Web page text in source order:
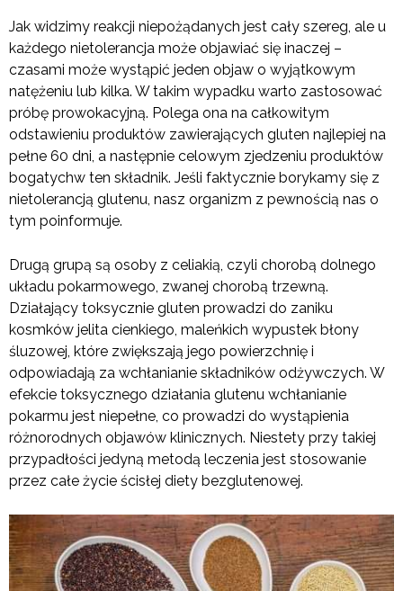
Jak widzimy reakcji niepożądanych jest cały szereg, ale u
każdego nietolerancja może objawiać się inaczej –
czasami może wystąpić jeden objaw o wyjątkowym
natężeniu lub kilka. W takim wypadku warto zastosować
próbę prowokacyjną. Polega ona na całkowitym
odstawieniu produktów zawierających gluten najlepiej na
pełne 60 dni, a następnie celowym zjedzeniu produktów
bogatychw ten składnik. Jeśli faktycznie borykamy się z
nietolerancją glutenu, nasz organizm z pewnością nas o
tym poinformuje.
Drugą grupą są osoby z celiakią, czyli chorobą dolnego
układu pokarmowego, zwanej chorobą trzewną.
Działający toksycznie gluten prowadzi do zaniku
kosmków jelita cienkiego, maleńkich wypustek błony
śluzowej, które zwiększają jego powierzchnię i
odpowiadają za wchłanianie składników odżywczych. W
efekcie toksycznego działania glutenu wchłanianie
pokarmu jest niepełne, co prowadzi do wystąpienia
różnorodnych objawów klinicznych. Niestety przy takiej
przypadłości jedyną metodą leczenia jest stosowanie
przez całe życie ścisłej diety bezglutenowej.